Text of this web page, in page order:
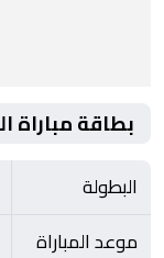
بطاقة مباراة
البطولة
موعد المباراة